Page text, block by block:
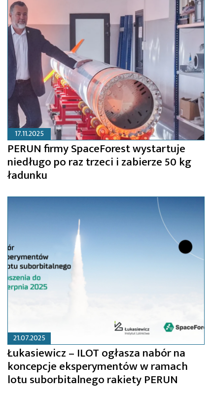
17.11.2025
PERUN firmy SpaceForest wystartuje
niedługo po raz trzeci i zabierze 50 kg
ładunku
21.07.2025
Łukasiewicz – ILOT ogłasza nabór na
koncepcje eksperymentów w ramach
lotu suborbitalnego rakiety PERUN